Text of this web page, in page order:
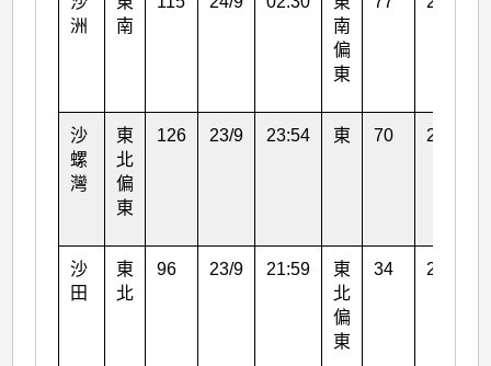
洲
南
南
偏
東
沙
螺
灣
東
北
偏
東
126 23/9 23:54 東 70 23/9
沙
田
東
北
96 23/9 21:59
東
北
偏
東
34 23/9